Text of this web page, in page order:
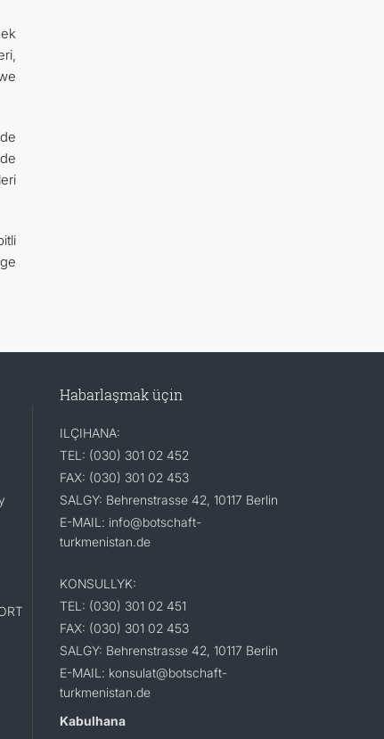
Habarlaşmak üçin
ILÇIHANA:
TEL: (030) 301 02 452
FAX: (030) 301 02 453
SALGY: Behrenstrasse 42, 10117 Berlin
E-MAIL: info@botschaft-
turkmenistan.de
KONSULLYK:
TEL: (030) 301 02 451
FAX: (030) 301 02 453
SALGY: Behrenstrasse 42, 10117 Berlin
E-MAIL: konsulat@botschaft-
turkmenistan.de
Kabulhana